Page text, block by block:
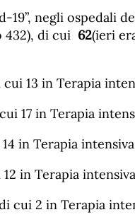
negli ospedali
di cui 62(ieri
13 in Terapia
17 in Terapia
in Terapia
in Terapia
cui 2 in Terapia